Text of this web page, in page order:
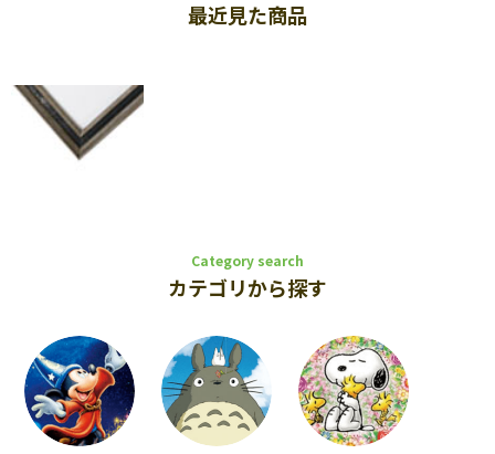
最近見た商品
Category search
カテゴリから探す